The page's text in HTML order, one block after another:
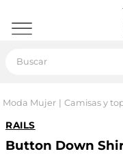
Moda Mujer Camisas y
RAILS
Button Down